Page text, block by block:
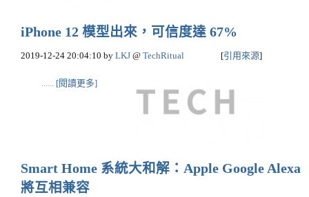
iPhone 12 模型出來，可信度達 67%
2019-12-24 20:04:10 by LKJ @ TechRitual [引用來源]
...... [閱讀更多]
Smart Home 系統大和解：Apple Google Alexa
將互相兼容